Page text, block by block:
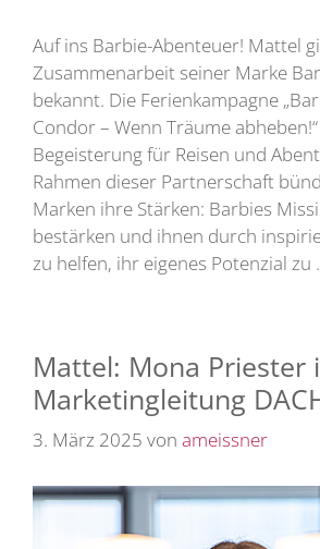
Auf ins Barbie-Abenteuer! Mattel
Zusammenarbeit seiner Marke
bekannt. Die Ferienkampagne
Condor – Wenn Träume
Begeisterung für Reisen und
Rahmen dieser Partnerschaft
Marken ihre Stärken: Barbies
bestärken und ihnen durch
zu helfen, ihr eigenes Potenzial zu
Mattel: Mona Priester
Marketingleitung
3. März 2025 von ameissner